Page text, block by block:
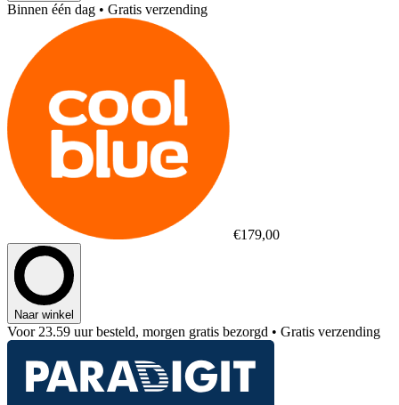
Binnen één dag • Gratis verzending
€179,00
Naar winkel
Voor 23.59 uur besteld, morgen gratis bezorgd • Gratis verzending